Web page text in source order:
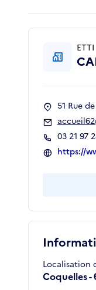
Localisation
Coquelles -
ETTI
51 Rue
03 21 97
https://